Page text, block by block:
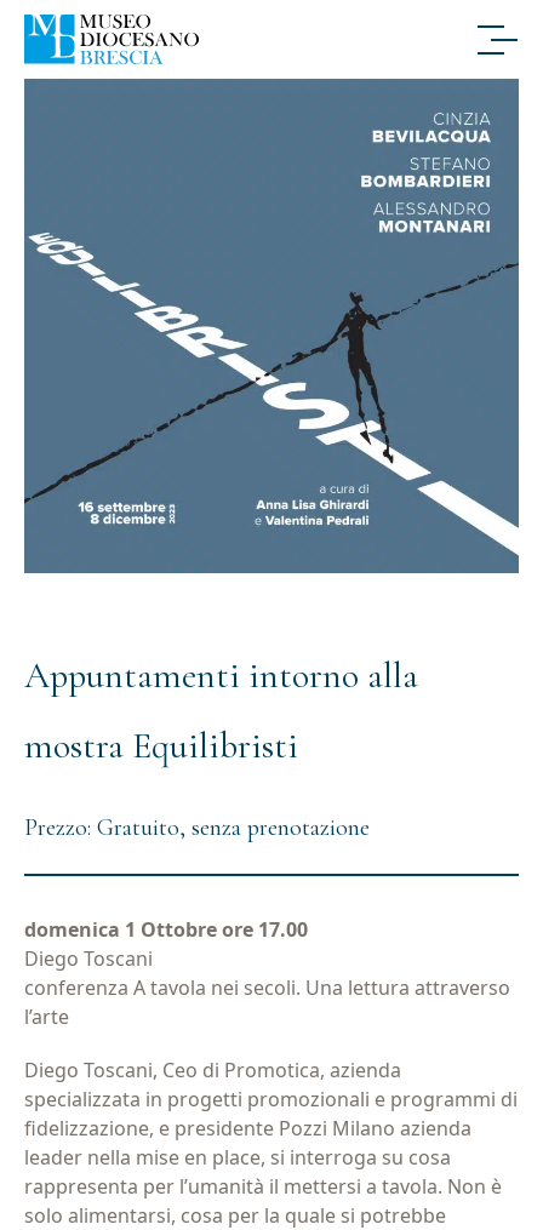
Appuntamenti intorno alla
mostra Equilibristi
Prezzo: Gratuito, senza prenotazione
domenica 1 Ottobre ore 17.00
Diego Toscani
conferenza A tavola nei secoli. Una lettura attraverso
l’arte
Diego Toscani, Ceo di Promotica, azienda
specializzata in progetti promozionali e programmi di
fidelizzazione, e presidente Pozzi Milano azienda
leader nella mise en place, si interroga su cosa
rappresenta per l’umanità il mettersi a tavola. Non è
solo alimentarsi, cosa per la quale si potrebbe